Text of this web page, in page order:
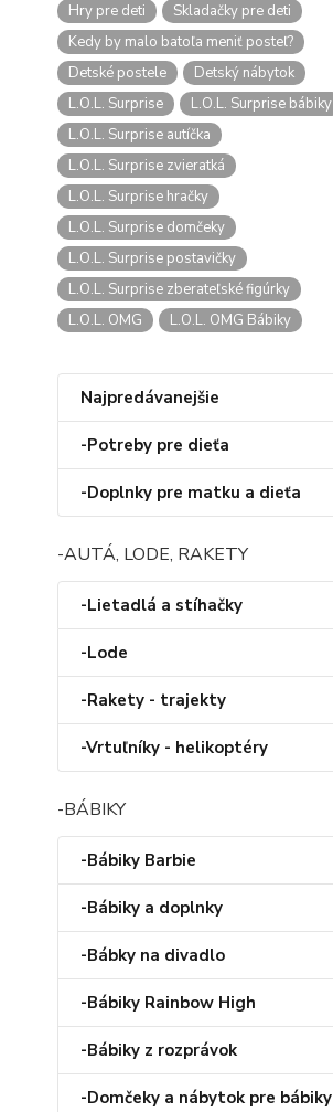
Hry pre deti
Skladačky pre deti
Kedy by malo batoľa meniť posteľ?
Detské postele
Detský nábytok
L.O.L. Surprise
L.O.L. Surprise bábiky
L.O.L. Surprise autíčka
L.O.L. Surprise zvieratká
L.O.L. Surprise hračky
L.O.L. Surprise domčeky
L.O.L. Surprise postavičky
L.O.L. Surprise zberateľské figúrky
L.O.L. OMG
L.O.L. OMG Bábiky
Najpredávanejšie
-Potreby pre dieťa
-Doplnky pre matku a dieťa
-AUTÁ, LODE, RAKETY
-Lietadlá a stíhačky
-Lode
-Rakety - trajekty
-Vrtuľníky - helikoptéry
-BÁBIKY
-Bábiky Barbie
-Bábiky a doplnky
-Bábky na divadlo
-Bábiky Rainbow High
-Bábiky z rozprávok
-Domčeky a nábytok pre bábiky